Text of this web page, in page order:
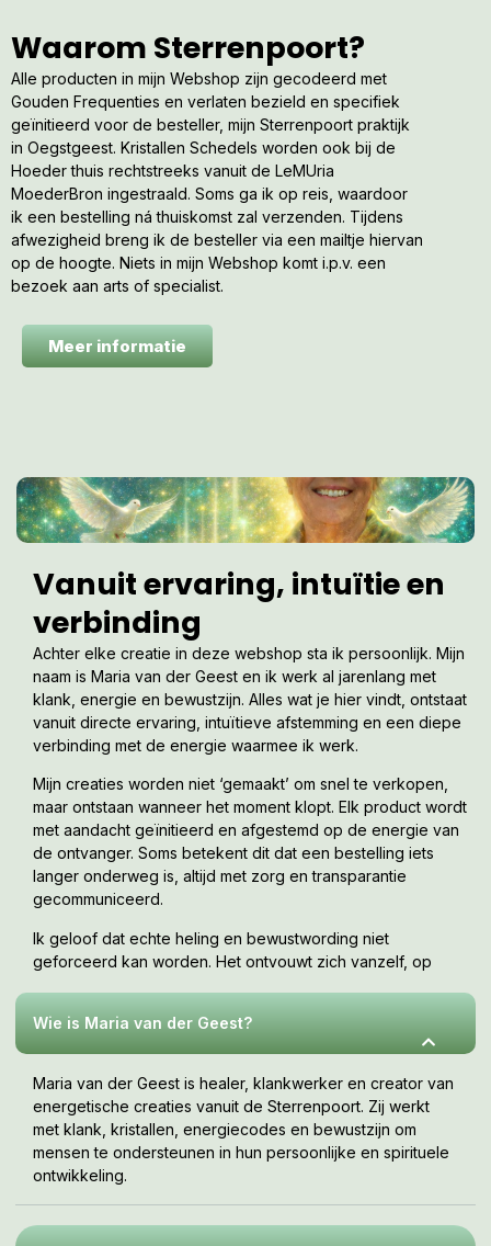
Waarom Sterrenpoort?
Alle producten in mijn Webshop zijn gecodeerd met
Gouden Frequenties en verlaten bezield en specifiek
geïnitieerd voor de besteller, mijn Sterrenpoort praktijk
in Oegstgeest. Kristallen Schedels worden ook bij de
Hoeder thuis rechtstreeks vanuit de LeMUria
MoederBron ingestraald. Soms ga ik op reis, waardoor
ik een bestelling ná thuiskomst zal verzenden. Tijdens
afwezigheid breng ik de besteller via een mailtje hiervan
op de hoogte. Niets in mijn Webshop komt i.p.v. een
bezoek aan arts of specialist.
Meer informatie
Vanuit ervaring, intuïtie en
verbinding
Achter elke creatie in deze webshop sta ik persoonlijk. Mijn
naam is Maria van der Geest en ik werk al jarenlang met
klank, energie en bewustzijn. Alles wat je hier vindt, ontstaat
vanuit directe ervaring, intuïtieve afstemming en een diepe
verbinding met de energie waarmee ik werk.
Mijn creaties worden niet ‘gemaakt’ om snel te verkopen,
maar ontstaan wanneer het moment klopt. Elk product wordt
met aandacht geïnitieerd en afgestemd op de energie van
de ontvanger. Soms betekent dit dat een bestelling iets
langer onderweg is, altijd met zorg en transparantie
gecommuniceerd.
Ik geloof dat echte heling en bewustwording niet
geforceerd kan worden. Het ontvouwt zich vanzelf, op
Wie is Maria van der Geest?
Maria van der Geest is healer, klankwerker en creator van
energetische creaties vanuit de Sterrenpoort. Zij werkt
met klank, kristallen, energiecodes en bewustzijn om
mensen te ondersteunen in hun persoonlijke en spirituele
ontwikkeling.